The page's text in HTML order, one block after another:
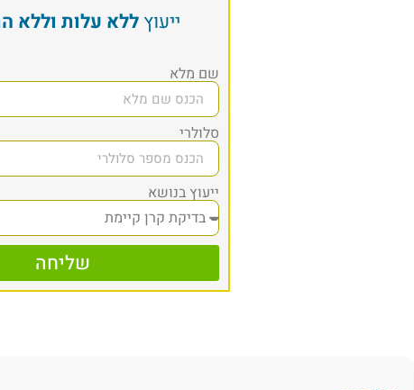
ייעוץללא עלות וללא
שם מלא
סלולרי
ייעוץ בנושא
שליחה